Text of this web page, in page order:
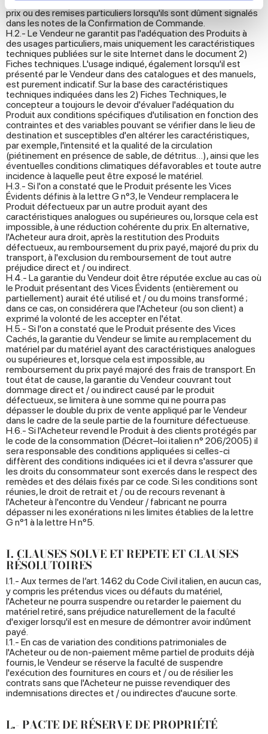
We use cookies to personalise content and ads, to
provide social media features and to analyse our traffic.
We also share information about your use of our site with
our social media, advertising and analytics partners who
may combine it with other information that you’ve
provided to them or that they’ve collected from your use
of their services.
troisième choix ou à des lots d'occasion auquel on applique des
prix ou des remises particuliers lorsqu'ils sont dûment signalés
dans les notes de la Confirmation de Commande.
H.2.- Le Vendeur ne garantit pas l'adéquation des Produits à
des usages particuliers, mais uniquement les caractéristiques
techniques publiées sur le site Internet dans le document 2)
Fiches techniques. L'usage indiqué, également lorsqu'il est
présenté par le Vendeur dans des catalogues et des manuels,
est purement indicatif. Sur la base des caractéristiques
techniques indiquées dans les 2) Fiches Techniques, le
concepteur a toujours le devoir d'évaluer l'adéquation du
Produit aux conditions spécifiques d'utilisation en fonction des
contraintes et des variables pouvant se vérifier dans le lieu de
destination et susceptibles d'en altérer les caractéristiques,
par exemple, l'intensité et la qualité de la circulation
(piétinement en présence de sable, de détritus…), ainsi que les
éventuelles conditions climatiques défavorables et toute autre
incidence à laquelle peut être exposé le matériel.
H.3.- Si l'on a constaté que le Produit présente les Vices
Évidents définis à la lettre G n°3, le Vendeur remplacera le
Produit défectueux par un autre produit ayant des
caractéristiques analogues ou supérieures ou, lorsque cela est
impossible, à une réduction cohérente du prix. En alternative,
l'Acheteur aura droit, après la restitution des Produits
défectueux, au remboursement du prix payé, majoré du prix du
transport, à l'exclusion du remboursement de tout autre
préjudice direct et / ou indirect.
H.4.- La garantie du Vendeur doit être réputée exclue au cas où
le Produit présentant des Vices Évidents (entièrement ou
partiellement) aurait été utilisé et / ou du moins transformé ;
dans ce cas, on considérera que l'Acheteur (ou son client) a
exprimé la volonté de les accepter en l'état.
H.5.- Si l'on a constaté que le Produit présente des Vices
Cachés, la garantie du Vendeur se limite au remplacement du
matériel par du matériel ayant des caractéristiques analogues
ou supérieures et, lorsque cela est impossible, au
remboursement du prix payé majoré des frais de transport. En
tout état de cause, la garantie du Vendeur couvrant tout
dommage direct et / ou indirect causé par le produit
défectueux, se limitera à une somme qui ne pourra pas
dépasser le double du prix de vente appliqué par le Vendeur
dans le cadre de la seule partie de la fourniture défectueuse.
H.6.- Si l'Acheteur revend le Produit à des clients protégés par
le code de la consommation (Décret–loi italien n° 206/2005) il
sera responsable des conditions appliquées si celles-ci
diffèrent des conditions indiquées ici et il devra s'assurer que
les droits du consommateur sont exercés dans le respect des
remèdes et des délais fixés par ce code. Si les conditions sont
réunies, le droit de retrait et / ou de recours revenant à
l'Acheteur à l'encontre du Vendeur / fabricant ne pourra
dépasser ni les exonérations ni les limites établies de la lettre
G n°1 à la lettre H n°5.
I. CLAUSES SOLVE ET REPETE ET CLAUSES
RÉSOLUTOIRES
I.1.- Aux termes de l’art. 1462 du Code Civil italien, en aucun cas,
y compris les prétendus vices ou défauts du matériel,
l'Acheteur ne pourra suspendre ou retarder le paiement du
matériel retiré, sans préjudice naturellement de la faculté
d'exiger lorsqu'il est en mesure de démontrer avoir indûment
payé.
I.1.- En cas de variation des conditions patrimoniales de
l'Acheteur ou de non-paiement même partiel de produits déjà
fournis, le Vendeur se réserve la faculté de suspendre
l'exécution des fournitures en cours et / ou de résilier les
contrats sans que l'Acheteur ne puisse revendiquer des
indemnisations directes et / ou indirectes d'aucune sorte.
L.- PACTE DE RÉSERVE DE PROPRIÉTÉ